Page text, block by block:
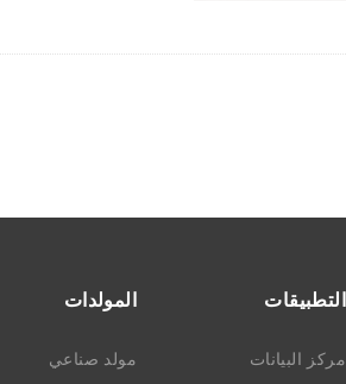
المولدات
مولد صناعي
التطبيقات
مركز البيانات